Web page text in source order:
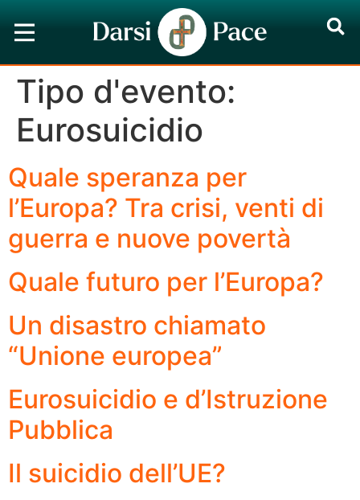
Tipo d'evento:
Eurosuicidio
Quale speranza per
l’Europa? Tra crisi, venti di
guerra e nuove povertà
Quale futuro per l’Europa?
Un disastro chiamato
“Unione europea”
Eurosuicidio e d’Istruzione
Pubblica
Il suicidio dell’UE?